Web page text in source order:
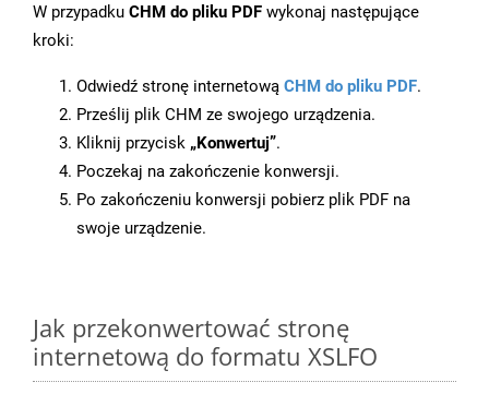
W przypadku CHM do pliku PDF wykonaj następujące
kroki:
Odwiedź stronę internetową CHM do pliku PDF.
Prześlij plik CHM ze swojego urządzenia.
Kliknij przycisk „Konwertuj”.
Poczekaj na zakończenie konwersji.
Po zakończeniu konwersji pobierz plik PDF na
swoje urządzenie.
Jak przekonwertować stronę
internetową do formatu XSLFO